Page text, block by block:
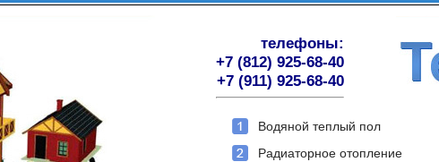
телефоны:
+7 (812) 925-68-40
+7 (911) 925-68-40
Водяной теплый пол
Радиаторное отопление